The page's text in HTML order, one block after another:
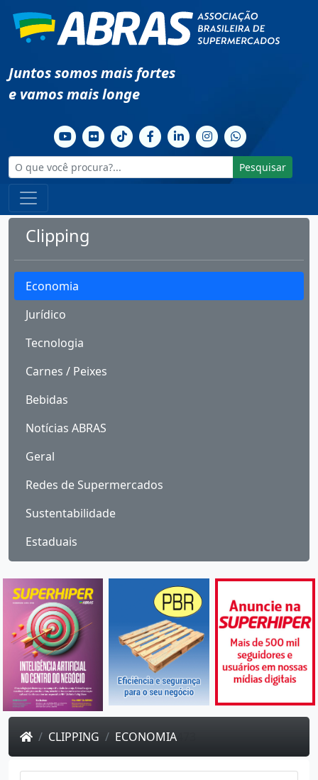
Juntos somos mais fortes
e vamos mais longe
Pesquisar
Clipping
Economia
Jurídico
Tecnologia
Carnes / Peixes
Bebidas
Notícias ABRAS
Geral
Redes de Supermercados
Sustentabilidade
Estaduais
CLIPPING ECONOMIA